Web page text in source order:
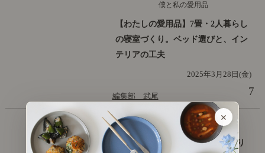
僕と私の愛用品
【わたしの愛用品】7畳・2人暮らし
の寝室づくり。ベッド選びと、イン
テリアの工夫
2025年3月28日(金)
編集部 武尾 7
僕と私の愛用品
【わたしの愛用品】1LDK・ふたり
×